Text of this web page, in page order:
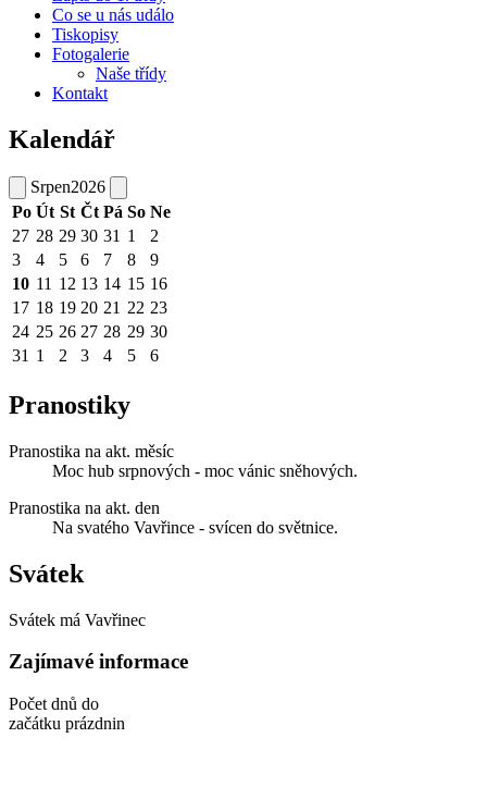
Co se u nás událo
Tiskopisy
Fotogalerie
Naše třídy
Kontakt
Kalendář
Srpen2026
Po Út St Čt Pá So Ne
27 28 29 30 31 1
2
3
4 5 6 7 8
9
10 11 12 13 14 15 16
17 18 19 20 21 22 23
24 25 26 27 28 29 30
31 1 2 3 4 5 6
Pranostiky
Pranostika na akt. měsíc
Moc hub srpnových - moc vánic sněhových.
Pranostika na akt. den
Na svatého Vavřince - svícen do světnice.
Svátek
Svátek má Vavřinec
Zajímavé informace
Počet dnů do
začátku prázdnin